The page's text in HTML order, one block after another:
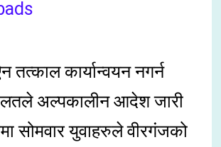
तत्काल कार्यान्वयन नगर्न
अल्पकालीन आदेश जारी
सोमवार युवाहरुले वीरगंजको